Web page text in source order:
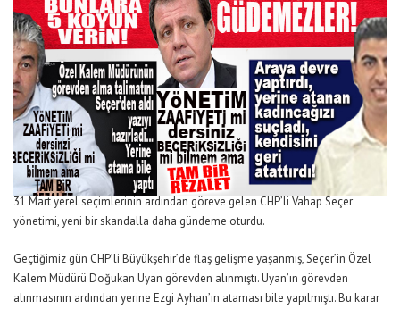
31 Mart yerel seçimlerinin ardından göreve gelen CHP’li Vahap Seçer
yönetimi, yeni bir skandalla daha gündeme oturdu.
Geçtiğimiz gün CHP’li Büyükşehir’de flaş gelişme yaşanmış, Seçer’in Özel
Kalem Müdürü Doğukan Uyan görevden alınmıştı. Uyan’ın görevden
alınmasının ardından yerine Ezgi Ayhan’ın ataması bile yapılmıştı. Bu karar